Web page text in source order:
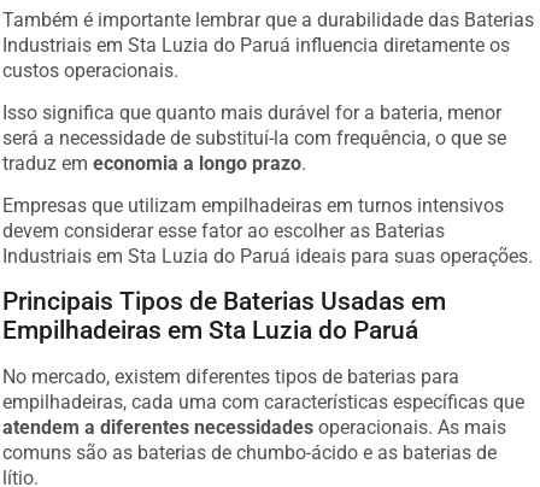
Também é importante lembrar que a durabilidade das Baterias
Industriais em Sta Luzia do Paruá influencia diretamente os
custos operacionais.
Isso significa que quanto mais durável for a bateria, menor
será a necessidade de substituí-la com frequência, o que se
traduz emeconomia a longo prazo
Empresas que utilizam empilhadeiras em turnos intensivos
devem considerar esse fator ao escolher as Baterias
Industriais em Sta Luzia do Paruá ideais para suas operações.
Principais Tipos de Baterias Usadas em
Empilhadeiras em Sta Luzia do Paruá
No mercado, existem diferentes tipos de baterias para
empilhadeiras, cada uma com características específicas que
atendem a diferentes necessidades operacionais. As mais
comuns são as baterias de chumbo-ácido e as baterias de
lítio.